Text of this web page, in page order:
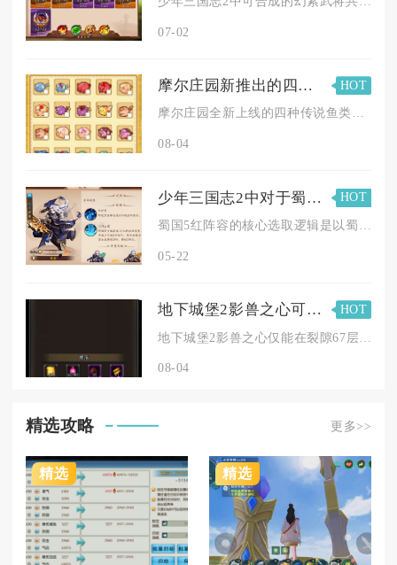
07-02
摩尔庄园新推出的四种鱼应该怎样获取
HOT
摩尔庄园全新上线的四种传说鱼类白白鲸、河童、斑点鲨、魔鳉鱼，...
08-04
少年三国志2中对于蜀国5红应该怎样进行选取
HOT
05-22
地下城堡2影兽之心可在哪里发现
HOT
08-04
精选攻略 更多>>
精选 精选